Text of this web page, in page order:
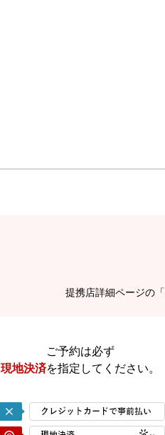
提携店詳細ページの「
ご予約は必ず
現地決済を指定してください。